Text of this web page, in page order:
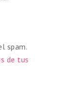
spam.
de tus